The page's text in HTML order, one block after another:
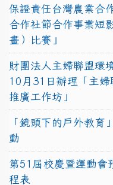
保證責任台灣農業合
合作社節合作事業短
畫）比賽」
財團法人主婦聯盟環
10月31日辦理「主婦
推廣工作坊」
「鏡頭下的戶外教育
動
第51屆校慶暨運動
程表